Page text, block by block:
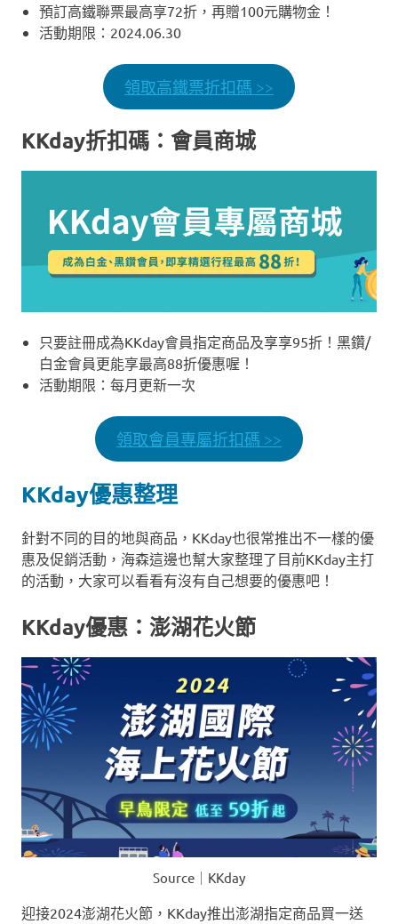
預訂高鐵聯票最高享72折，再贈100元購物金！
活動期限：2024.06.30
領取高鐵票折扣碼 >>
KKday折扣碼：會員商城
只要註冊成為KKday會員指定商品及享享95折！黑鑽/
白金會員更能享最高88折優惠喔！
活動期限：每月更新一次
領取會員專屬折扣碼 >>
KKday優惠整理
針對不同的目的地與商品，KKday也很常推出不一樣的優
惠及促銷活動，海森這邊也幫大家整理了目前KKday主打
的活動，大家可以看看有沒有自己想要的優惠吧！
KKday優惠：澎湖花火節
Source｜KKday
迎接2024澎湖花火節，KKday推出澎湖指定商品買一送